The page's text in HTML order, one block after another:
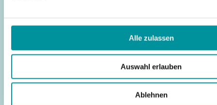
Alle zulassen
Auswahl erlauben
Ablehnen
AKTUELLES/NEUIGKEITEN
PILATES PRINZIPIEN